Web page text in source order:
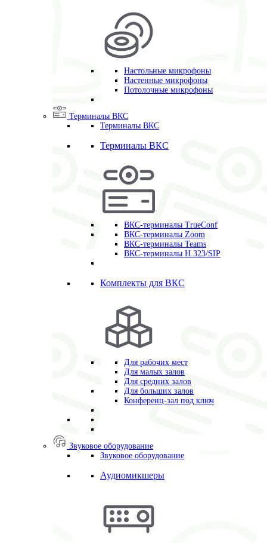
Настольные микрофоны
Настенные микрофоны
Потолочные микрофоны
Терминалы ВКС
Терминалы ВКС
Терминалы ВКС
ВКС-терминалы TrueConf
ВКС-терминалы Zoom
ВКС-терминалы Teams
ВКС-терминалы H.323/SIP
Комплекты для ВКС
Для рабочих мест
Для малых залов
Для средних залов
Для больших залов
Конференц-зал под ключ
Звуковое оборудование
Звуковое оборудование
Аудиомикшеры